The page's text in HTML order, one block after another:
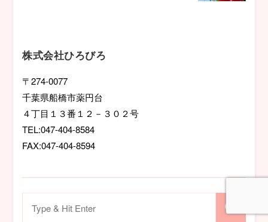
シ
ョ
ン
株式会社ひろびろ
〒274-0077
千葉県船橋市薬円台
４丁目１３番１２－３０２号
TEL:047-404-8584
FAX:047-404-8594